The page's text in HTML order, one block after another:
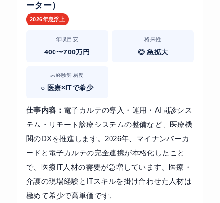
ーター）
2026年急浮上
年収目安
400〜700万円
将来性
◎ 急拡大
未経験難易度
○ 医療×ITで希少
仕事内容： 電子カルテの導入・運用・AI問診シス
テム・リモート診療システムの整備など、医療機
関のDXを推進します。2026年、マイナンバーカ
ードと電子カルテの完全連携が本格化したこと
で、医療IT人材の需要が急増しています。医療・
介護の現場経験とITスキルを掛け合わせた人材は
極めて希少で高単価です。